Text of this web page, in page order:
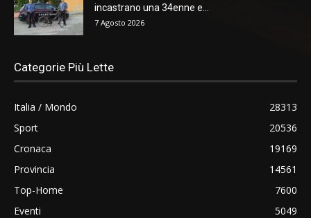
incastrano una 34enne e...
7 Agosto 2026
Categorie Più Lette
Italia / Mondo
28313
Sport
20536
Cronaca
19169
Provincia
14561
Top-Home
7600
Eventi
5049